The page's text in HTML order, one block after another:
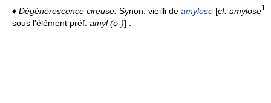
♦ Dégénérescence cireuse. Synon. vieilli de amylose [cf. amylose1
sous l'élément préf. amyl (o-)] :